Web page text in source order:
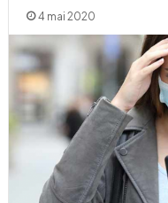
4 mai 2020